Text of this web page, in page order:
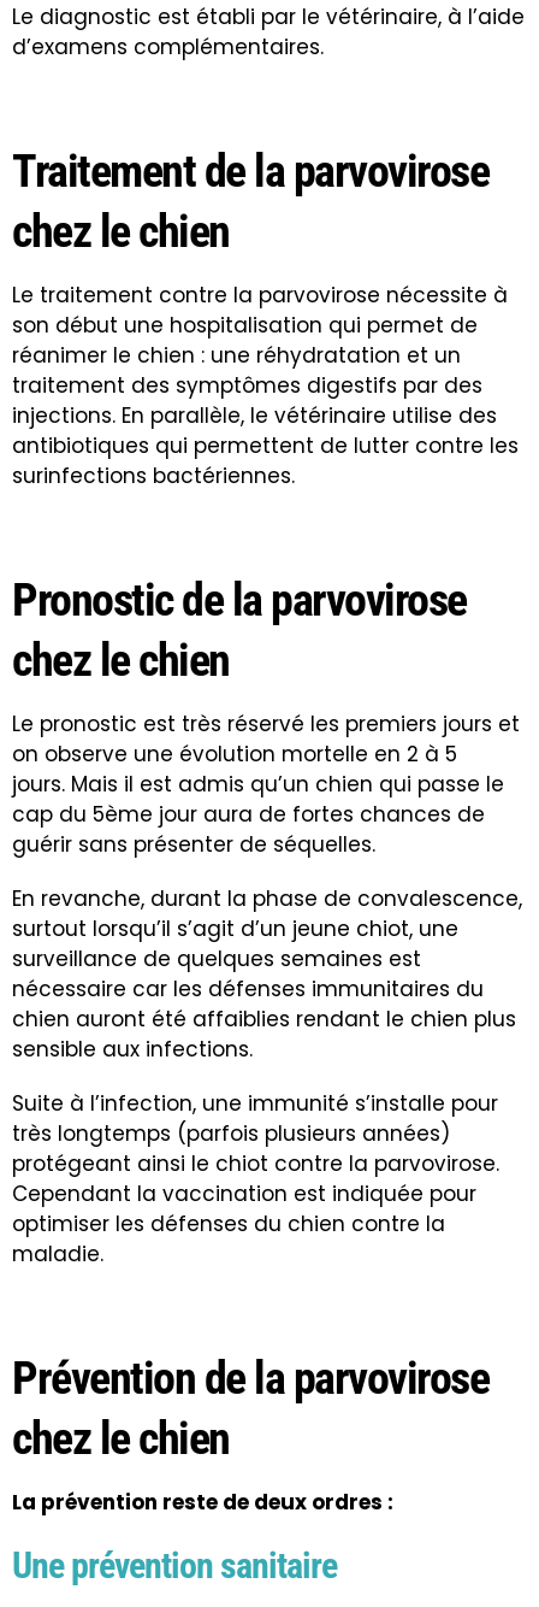
Le diagnostic est établi par le vétérinaire, à l’aide
d’examens complémentaires.
Traitement de la parvovirose
chez le chien
Le traitement contre la parvovirose nécessite à
son début une hospitalisation qui permet de
réanimer le chien : une réhydratation et un
traitement des symptômes digestifs par des
injections. En parallèle, le vétérinaire utilise des
antibiotiques qui permettent de lutter contre les
surinfections bactériennes.
Pronostic de la parvovirose
chez le chien
Le pronostic est très réservé les premiers jours et
on observe une évolution mortelle en 2 à 5
jours. Mais il est admis qu’un chien qui passe le
cap du 5ème jour aura de fortes chances de
guérir sans présenter de séquelles.
En revanche, durant la phase de convalescence,
surtout lorsqu’il s’agit d’un jeune chiot, une
surveillance de quelques semaines est
nécessaire car les défenses immunitaires du
chien auront été affaiblies rendant le chien plus
sensible aux infections.
Suite à l’infection, une immunité s’installe pour
très longtemps (parfois plusieurs années)
protégeant ainsi le chiot contre la parvovirose.
Cependant la vaccination est indiquée pour
optimiser les défenses du chien contre la
maladie.
Prévention de la parvovirose
chez le chien
La prévention reste de deux ordres :
Une prévention sanitaire